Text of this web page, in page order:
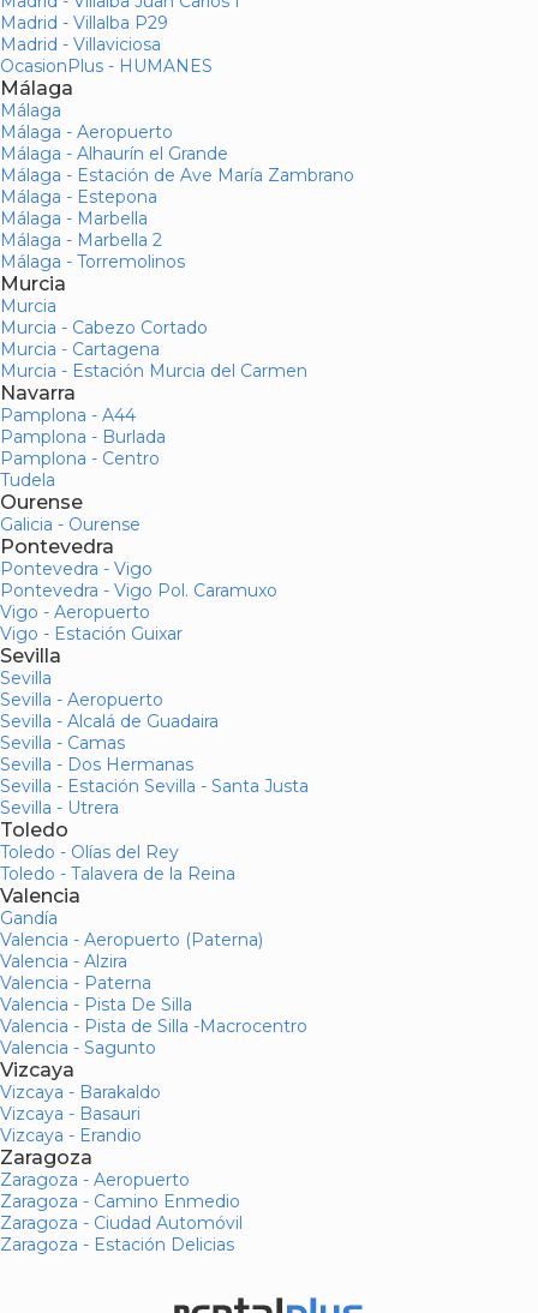
Madrid - Villalba P29
Madrid - Villaviciosa
OcasionPlus - HUMANES
Málaga
Málaga
Málaga - Aeropuerto
Málaga - Alhaurín el Grande
Málaga - Estación de Ave María Zambrano
Málaga - Estepona
Málaga - Marbella
Málaga - Marbella 2
Málaga - Torremolinos
Murcia
Murcia
Murcia - Cabezo Cortado
Murcia - Cartagena
Murcia - Estación Murcia del Carmen
Navarra
Pamplona - A44
Pamplona - Burlada
Pamplona - Centro
Tudela
Ourense
Galicia - Ourense
Pontevedra
Pontevedra - Vigo
Pontevedra - Vigo Pol. Caramuxo
Vigo - Aeropuerto
Vigo - Estación Guixar
Sevilla
Sevilla
Sevilla - Aeropuerto
Sevilla - Alcalá de Guadaira
Sevilla - Camas
Sevilla - Dos Hermanas
Sevilla - Estación Sevilla - Santa Justa
Sevilla - Utrera
Toledo
Toledo - Olías del Rey
Toledo - Talavera de la Reina
Valencia
Gandía
Valencia - Aeropuerto (Paterna)
Valencia - Alzira
Valencia - Paterna
Valencia - Pista De Silla
Valencia - Pista de Silla -Macrocentro
Valencia - Sagunto
Vizcaya
Vizcaya - Barakaldo
Vizcaya - Basauri
Vizcaya - Erandio
Zaragoza
Zaragoza - Aeropuerto
Zaragoza - Camino Enmedio
Zaragoza - Ciudad Automóvil
Zaragoza - Estación Delicias